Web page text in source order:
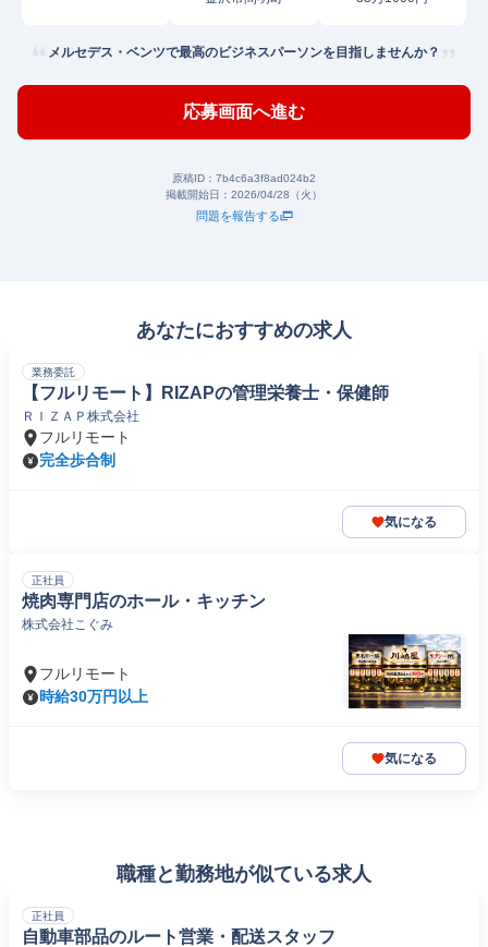
メルセデス・ベンツで最高のビジネスパーソンを目指しませんか？
応募画面へ進む
原稿ID： 7b4c6a3f8ad024b2
掲載開始日： 2026/04/28（火）
問題を報告する
あなたにおすすめの求人
業務委託
【フルリモート】RIZAPの管理栄養士・保健師
ＲＩＺＡＰ株式会社
フルリモート
完全歩合制
気になる
正社員
焼肉専門店のホール・キッチン
株式会社こぐみ
フルリモート
時給30万円以上
気になる
職種と勤務地が似ている求人
正社員
自動車部品のルート営業・配送スタッフ